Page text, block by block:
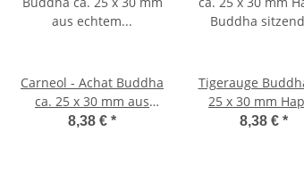
Carneol - Achat Buddha
ca. 25 x 30 mm aus
echtem Edelstein
8,38 € *
Tigerauge
25 x 30 mm
Buddha sitzend,
8,38 € *